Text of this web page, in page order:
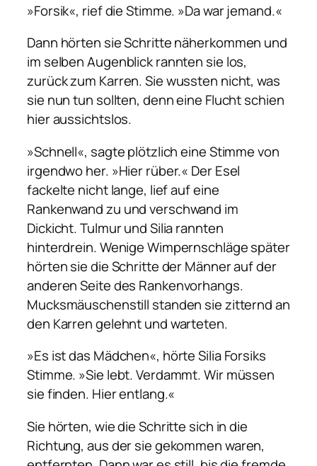
»Forsik«, rief die Stimme. »Da war jemand.«
Dann hörten sie Schritte näherkommen und
im selben Augenblick rannten sie los,
zurück zum Karren. Sie wussten nicht, was
sie nun tun sollten, denn eine Flucht schien
hier aussichtslos.
»Schnell«, sagte plötzlich eine Stimme von
irgendwo her. »Hier rüber.« Der Esel
fackelte nicht lange, lief auf eine
Rankenwand zu und verschwand im
Dickicht. Tulmur und Silia rannten
hinterdrein. Wenige Wimpernschläge später
hörten sie die Schritte der Männer auf der
anderen Seite des Rankenvorhangs.
Mucksmäuschenstill standen sie zitternd an
den Karren gelehnt und warteten.
»Es ist das Mädchen«, hörte Silia Forsiks
Stimme. »Sie lebt. Verdammt. Wir müssen
sie finden. Hier entlang.«
Sie hörten, wie die Schritte sich in die
Richtung, aus der sie gekommen waren,